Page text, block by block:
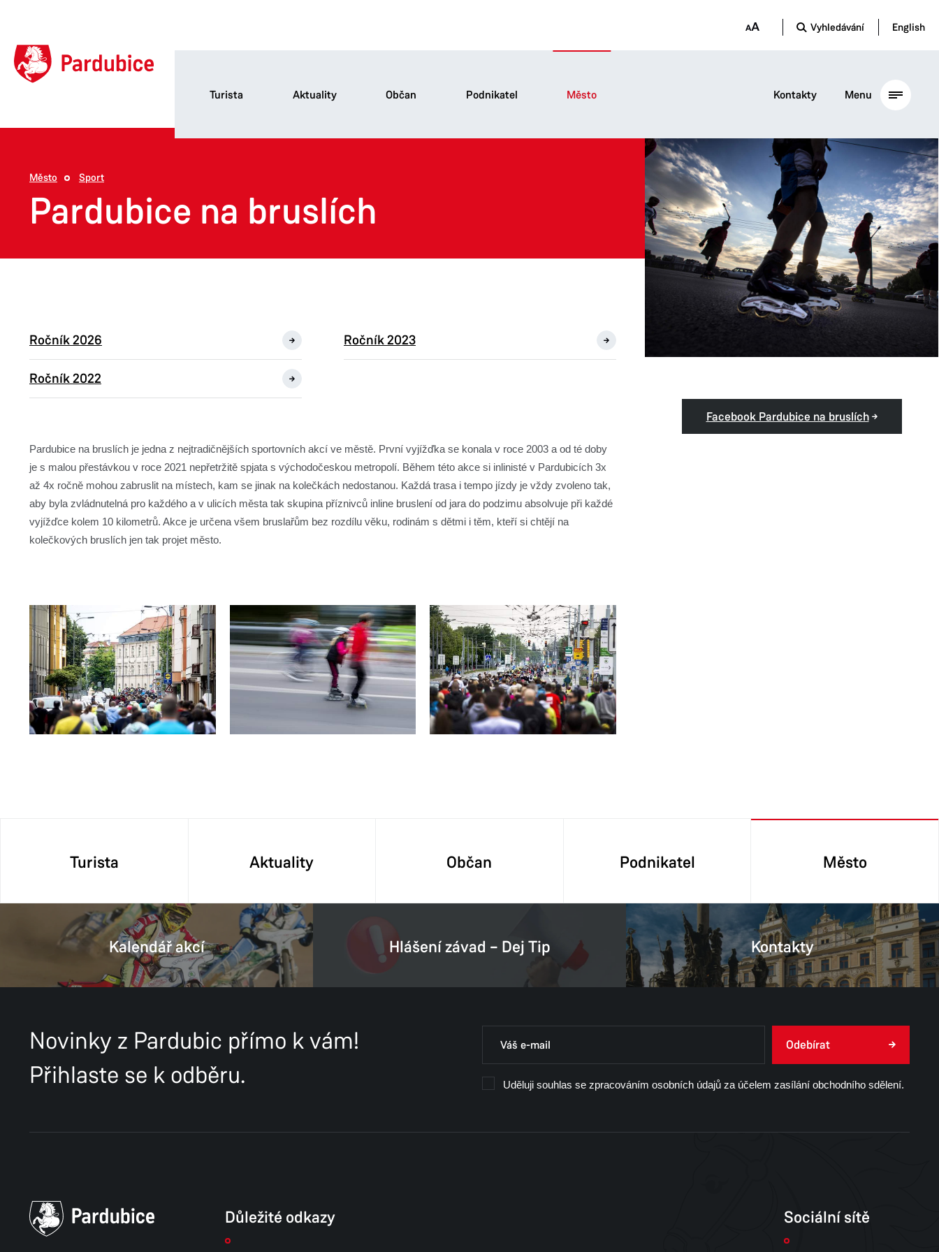
Vyhledávání English
Turista Aktuality Občan Podnikatel Město Kontakty Menu
Město Sport
Pardubice na bruslích
Ročník 2026 Ročník 2023
Ročník 2022
Pardubice na bruslích je jedna z nejtradičnějších sportovních akcí ve městě. První vyjížďka se konala v roce 2003 a od té doby
je s malou přestávkou v roce 2021 nepřetržitě spjata s východočeskou metropolí. Během této akce si inlinisté v Pardubicích 3x
až 4x ročně mohou zabruslit na místech, kam se jinak na kolečkách nedostanou. Každá trasa i tempo jízdy je vždy zvoleno tak,
aby byla zvládnutelná pro každého a v ulicích města tak skupina příznivců inline bruslení od jara do podzimu absolvuje při každé
vyjížďce kolem 10 kilometrů. Akce je určena všem bruslařům bez rozdílu věku, rodinám s dětmi i těm, kteří si chtějí na
kolečkových bruslích jen tak projet město.
Facebook Pardubice na bruslích
Turista Aktuality Občan Podnikatel Město
Kalendář akcí Hlášení závad – Dej Tip Kontakty
Novinky z Pardubic přímo k vám!
Přihlaste se k odběru.
Odebírat
Uděluji souhlas se zpracováním osobních údajů za účelem zasílání obchodního sdělení.
Sociální sítě
Důležité odkazy